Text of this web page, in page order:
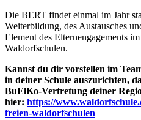
Die BERT findet einmal im Jahr
Weiterbildung, des Austausches
Element des Elternengagements
Waldorfschulen.
Kannst du dir vorstellen im
in deiner Schule auszurichten,
BuElKo-Vertretung deiner
hier: https://
freien-waldorfschulen